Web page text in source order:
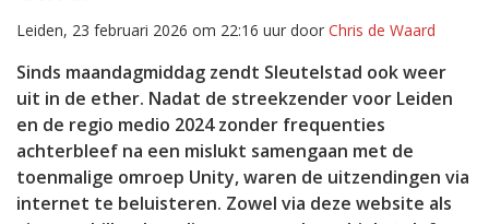
Leiden, 23 februari 2026 om 22:16 uur door Chris de Waard
Sinds maandagmiddag zendt Sleutelstad ook weer
uit in de ether. Nadat de streekzender voor Leiden
en de regio medio 2024 zonder frequenties
achterbleef na een mislukt samengaan met de
toenmalige omroep Unity, waren de uitzendingen via
internet te beluisteren. Zowel via deze website als